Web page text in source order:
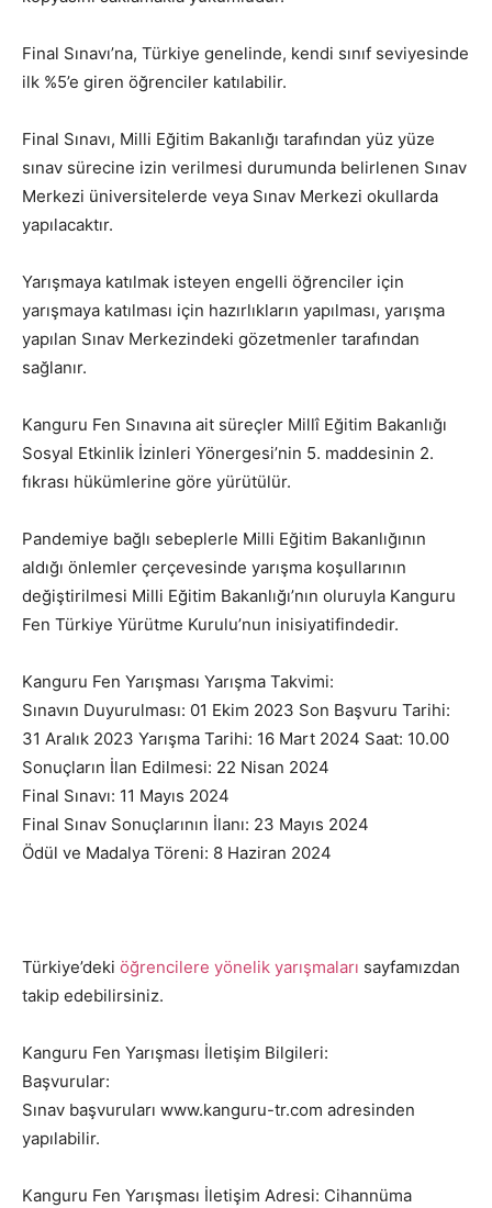
Final Sınavı’na, Türkiye genelinde, kendi sınıf seviyesinde
ilk %5’e giren öğrenciler katılabilir.
Final Sınavı, Milli Eğitim Bakanlığı tarafından yüz yüze
sınav sürecine izin verilmesi durumunda belirlenen Sınav
Merkezi üniversitelerde veya Sınav Merkezi okullarda
yapılacaktır.
Yarışmaya katılmak isteyen engelli öğrenciler için
yarışmaya katılması için hazırlıkların yapılması, yarışma
yapılan Sınav Merkezindeki gözetmenler tarafından
sağlanır.
Kanguru Fen Sınavına ait süreçler Millî Eğitim Bakanlığı
Sosyal Etkinlik İzinleri Yönergesi’nin 5. maddesinin 2.
fıkrası hükümlerine göre yürütülür.
Pandemiye bağlı sebeplerle Milli Eğitim Bakanlığının
aldığı önlemler çerçevesinde yarışma koşullarının
değiştirilmesi Milli Eğitim Bakanlığı’nın oluruyla Kanguru
Fen Türkiye Yürütme Kurulu’nun inisiyatifindedir.
Kanguru Fen Yarışması Yarışma Takvimi:
Sınavın Duyurulması: 01 Ekim 2023 Son Başvuru Tarihi:
31 Aralık 2023 Yarışma Tarihi: 16 Mart 2024 Saat: 10.00
Sonuçların İlan Edilmesi: 22 Nisan 2024
Final Sınavı: 11 Mayıs 2024
Final Sınav Sonuçlarının İlanı: 23 Mayıs 2024
Ödül ve Madalya Töreni: 8 Haziran 2024
Türkiye’deki öğrencilere yönelik yarışmaları sayfamızdan
takip edebilirsiniz.
Kanguru Fen Yarışması İletişim Bilgileri:
Başvurular:
Sınav başvuruları www.kanguru-tr.com adresinden
yapılabilir.
Kanguru Fen Yarışması İletişim Adresi: Cihannüma